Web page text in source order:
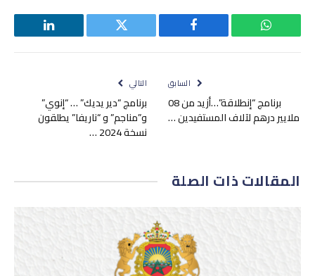
واتساب فيسبوك تويتر لينكدإن
السابق
برنامج “إنطلاقة”…أزيد من 08
ملايير درهم لآلاف المستفيدين …
التالي
برنامج “دير يديك” … “إنوي”
و”مناجم” و “ناريفا” يطلقون
نسخة 2024 …
المقالاتذات الصلة